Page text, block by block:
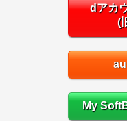
dアカ
(
My